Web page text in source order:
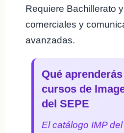
Requiere Bachillerato
comerciales y
avanzadas.
Qué
cursos de
del SEPE
El catálogo IMP